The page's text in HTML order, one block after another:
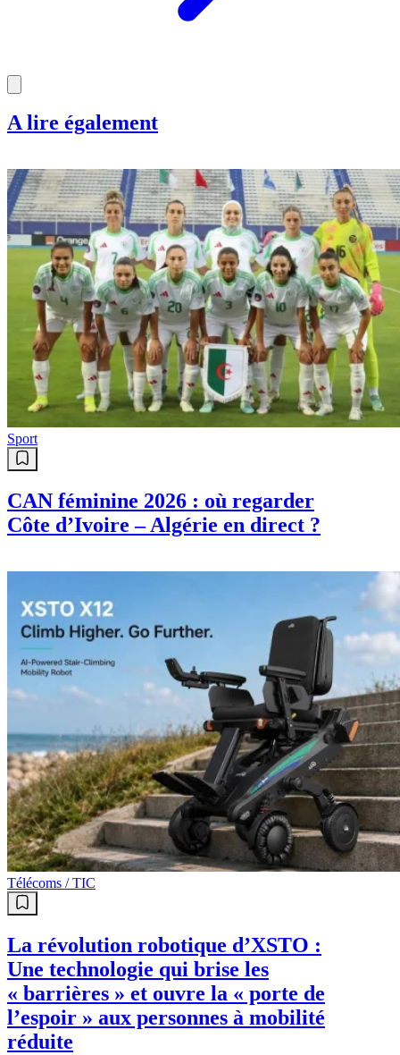
A lire également
Sport
CAN féminine 2026 : où regarder
Côte d’Ivoire – Algérie en direct ?
Télécoms / TIC
La révolution robotique d’XSTO :
Une technologie qui brise les
« barrières » et ouvre la « porte de
l’espoir » aux personnes à mobilité
réduite